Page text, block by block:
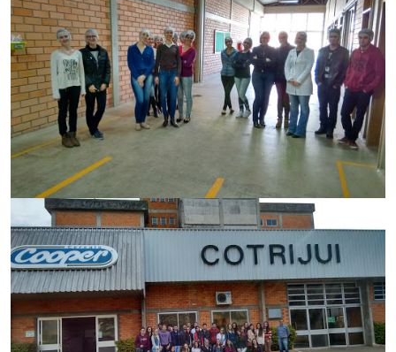
Banco Central do Brasil
Planalto